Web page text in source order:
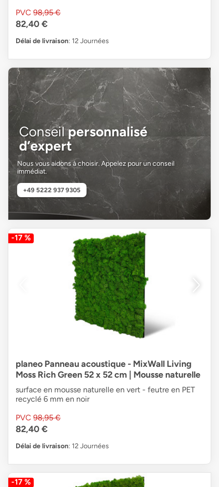
PVC 98,95 €
82,40 €
Délai de livraison: 12 Journées
Conseilpersonnalisé
d’expert
Nous vous aidons à choisir. Appelez pour un conseil
immédiat.
+49 5222 937 9305
-17 %
planeo Panneau acoustique - MixWall Living
Moss Rich Green 52 x 52 cm | Mousse naturelle
surface en mousse naturelle en vert - feutre en PET
recyclé 6 mm en noir
PVC 98,95 €
82,40 €
Délai de livraison: 12 Journées
-17 %